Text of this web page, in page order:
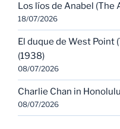
Los líos de Anabel (The
18/07/2026
El duque de West Point
(1938)
08/07/2026
Charlie Chan in
08/07/2026